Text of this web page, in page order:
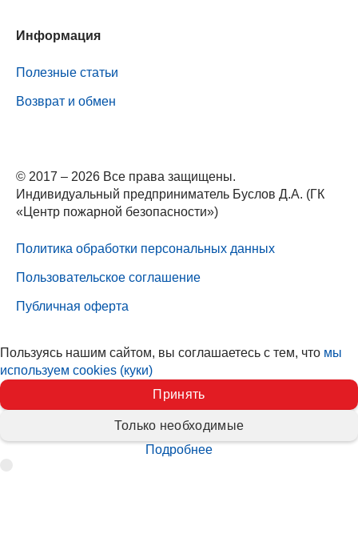
Информация
Полезные статьи
Возврат и обмен
© 2017 – 2026 Все права защищены.
Индивидуальный предприниматель Буслов Д.А. (ГК
«Центр пожарной безопасности»)
Политика обработки персональных данных
Пользовательское соглашение
Публичная оферта
Пользуясь нашим сайтом, вы соглашаетесь с тем, что мы
используем cookies (куки)
Принять
Только необходимые
Подробнее